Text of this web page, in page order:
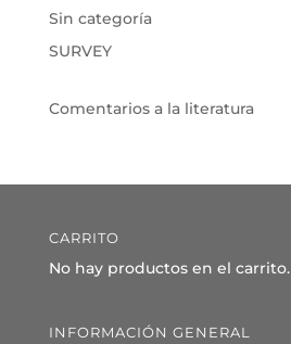
Sin categoría
SURVEY
Comentarios a la literatura
CARRITO
No hay productos en el carrito.
INFORMACIÓN GENERAL